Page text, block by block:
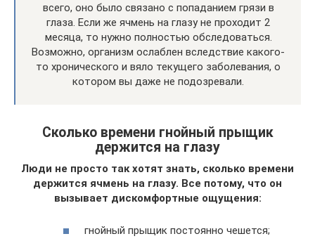
всего, оно было связано с попаданием грязи в
глаза. Если же ячмень на глазу не проходит 2
месяца, то нужно полностью обследоваться.
Возможно, организм ослаблен вследствие какого-
то хронического и вяло текущего заболевания, о
котором вы даже не подозревали.
Сколько времени гнойный прыщик
держится на глазу
Люди не просто так хотят знать, сколько времени
держится ячмень на глазу. Все потому, что он
вызывает дискомфортные ощущения:
гнойный прыщик постоянно чешется;